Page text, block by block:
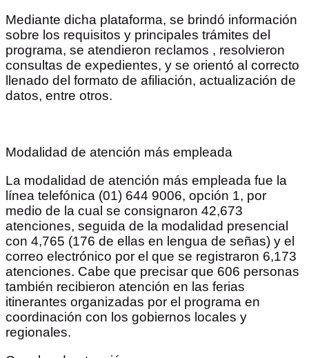
Mediante dicha plataforma, se brindó información
sobre los requisitos y principales trámites del
programa, se atendieron reclamos , resolvieron
consultas de expedientes, y se orientó al correcto
llenado del formato de afiliación, actualización de
datos, entre otros.
Modalidad de atención más empleada
La modalidad de atención más empleada fue la
línea telefónica (01) 644 9006, opción 1, por
medio de la cual se consignaron 42,673
atenciones, seguida de la modalidad presencial
con 4,765 (176 de ellas en lengua de señas) y el
correo electrónico por el que se registraron 6,173
atenciones. Cabe que precisar que 606 personas
también recibieron atención en las ferias
itinerantes organizadas por el programa en
coordinación con los gobiernos locales y
regionales.